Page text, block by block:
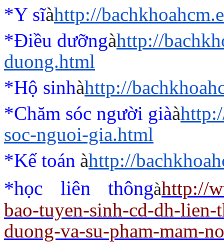
*Y sĩàhttp://
*Điều dưỡngàhttp://
duong.html
*Hộ sinhàhttp://
*Chăm sóc người giàà
soc-nguoi-gia.html
*Kế toán àhttp://
*học liên thôngàhttp://
bao-tuyen-sinh-cd-dh-
duong-va-su-pham-mam-